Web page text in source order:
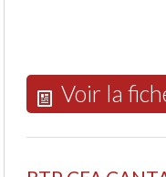
Voir la